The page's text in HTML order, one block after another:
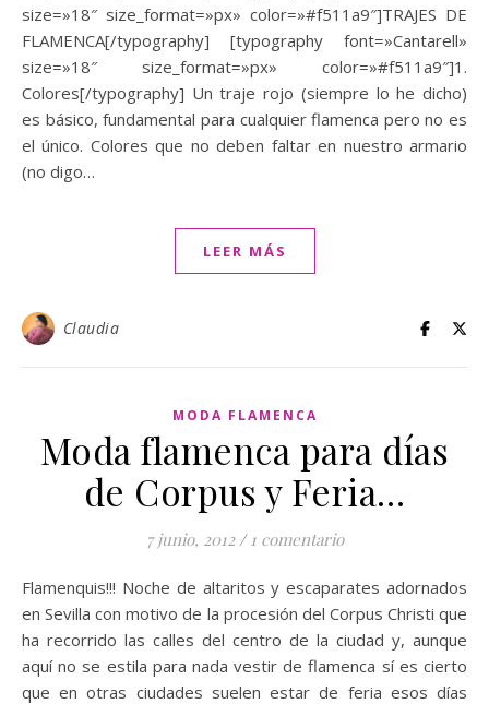
size=»18″ size_format=»px» color=»#f511a9″]TRAJES DE
FLAMENCA[/typography] [typography font=»Cantarell»
size=»18″ size_format=»px» color=»#f511a9″]1.
Colores[/typography] Un traje rojo (siempre lo he dicho)
es básico, fundamental para cualquier flamenca pero no es
el único. Colores que no deben faltar en nuestro armario
(no digo…
LEER MÁS
Claudia
MODA FLAMENCA
Moda flamenca para días
de Corpus y Feria…
7 junio, 2012 / 1 comentario
Flamenquis!!! Noche de altaritos y escaparates adornados
en Sevilla con motivo de la procesión del Corpus Christi que
ha recorrido las calles del centro de la ciudad y, aunque
aquí no se estila para nada vestir de flamenca sí es cierto
que en otras ciudades suelen estar de feria esos días